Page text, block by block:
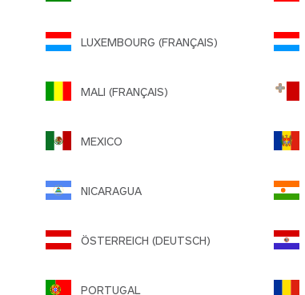
LUXEMBOURG (FRANÇAIS)
MALI (FRANÇAIS)
MEXICO
NICARAGUA
ÖSTERREICH (DEUTSCH)
PORTUGAL